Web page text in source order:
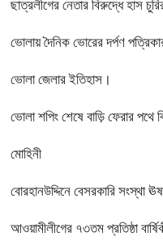
ছাত্রলীগের নেতার বিরুদ্ধে হাস
ভোলায় দৈনিক ভোরের দর্পণ
ভোলা জেলার ইতিহাস।
ভোলা শপিং শেষে বাড়ি ফেরার পথে
মোহিনী
বোরহানউদ্দিনে বেসরকারি সংস্থা
আওয়ামীলীগের ৭৩তম প্রতিষ্ঠা